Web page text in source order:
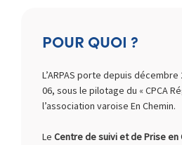
POUR QUOI ?
L’ARPAS porte depuis décembre
06, sous le pilotage du « CPCA
l’association varoise En Chemin.
Le Centre de suivi et de Prise en